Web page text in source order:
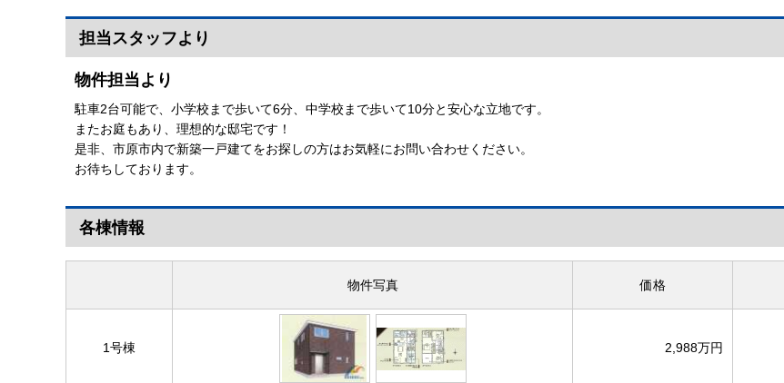
担当スタッフより
物件担当より
駐車2台可能で、小学校まで歩いて6分、中学校まで歩いて10分と安心な立地です。
またお庭もあり、理想的な邸宅です！
是非、市原市内で新築一戸建てをお探しの方はお気軽にお問い合わせください。
お待ちしております。
各棟情報
物件写真 価格
1号棟 2,988万円